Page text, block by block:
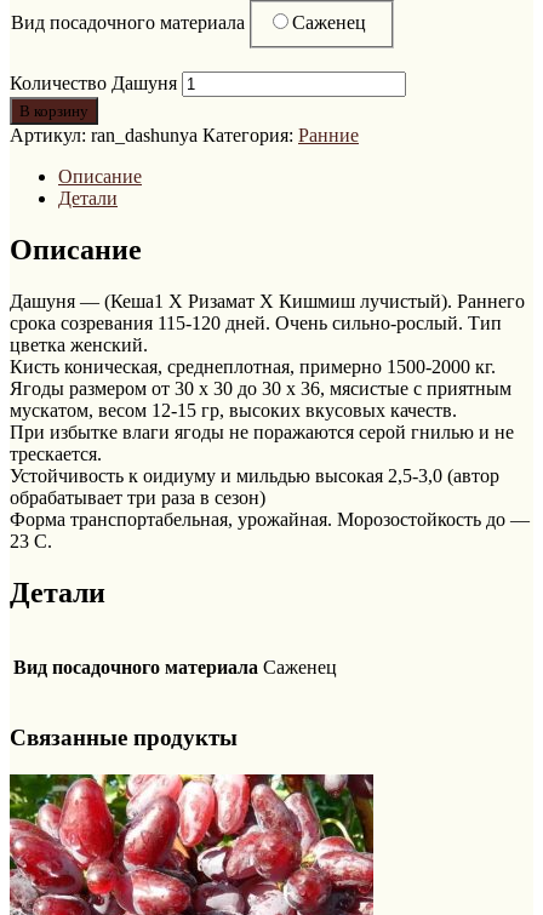
Вид посадочного материала Саженец
Количество Дашуня
В корзину
Артикул: ran_dashunya Категория: Ранние
Описание
Детали
Описание
Дашуня — (Кеша1 Х Ризамат Х Кишмиш лучистый). Раннего
срока созревания 115-120 дней. Очень сильно-рослый. Тип
цветка женский.
Кисть коническая, среднеплотная, примерно 1500-2000 кг.
Ягоды размером от 30 х 30 до 30 х 36, мясистые с приятным
мускатом, весом 12-15 гр, высоких вкусовых качеств.
При избытке влаги ягоды не поражаются серой гнилью и не
трескается.
Устойчивость к оидиуму и мильдью высокая 2,5-3,0 (автор
обрабатывает три раза в сезон)
Форма транспортабельная, урожайная. Морозостойкость до —
23 С.
Детали
Вид посадочного материала Саженец
Связанные продукты